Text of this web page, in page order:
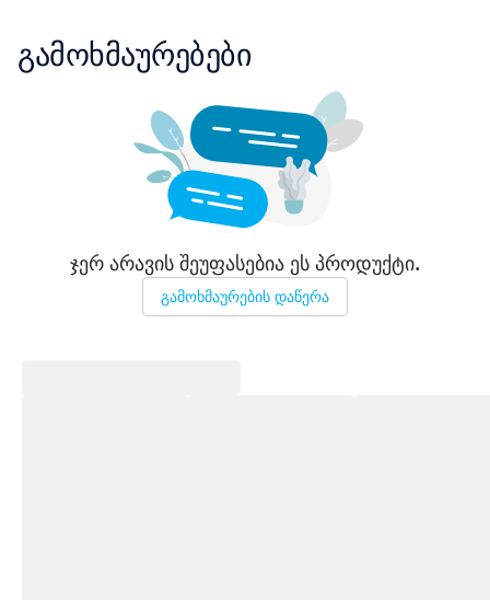
გამოხმაურებები
ჯერ არავის შეუფასებია ეს პროდუქტი.
გამოხმაურების დაწერა